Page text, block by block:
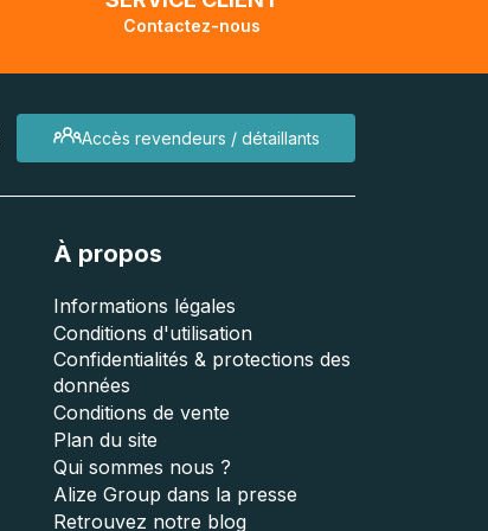
Contactez-nous
Accès revendeurs / détaillants
À propos
Informations légales
Conditions d'utilisation
Confidentialités & protections des
données
Conditions de vente
Plan du site
Qui sommes nous ?
Alize Group dans la presse
Retrouvez notre blog